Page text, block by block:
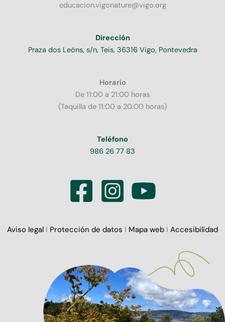
educacion.vigonature@vigo.org
Dirección
Praza dos Leóns, s/n, Teis, 36316 Vigo, Pontevedra
Horario
De 11:00 a 21:00 horas
(Taquilla de 11:00 a 20:00 horas)
Teléfono
986 26 77 83
Aviso legal I Protección de datos I Mapa web I Accesibilidad